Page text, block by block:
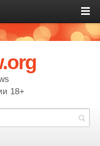
18+